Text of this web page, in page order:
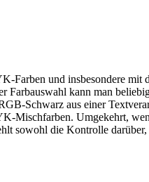
und insbesondere
kann man
Schwarz aus einer
Mischfarben. Umgekehrt,
die Kontrolle